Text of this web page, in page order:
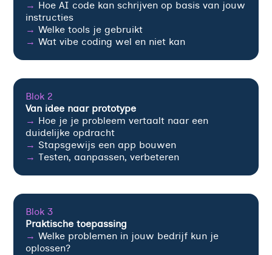
→
Hoe AI code kan schrijven op basis van jouw
instructies
→ Welke tools je gebruikt
→ Wat vibe coding wel en niet kan
Blok 2
Van idee naar prototype
→
Hoe je je probleem vertaalt naar een
duidelijke opdracht
→ Stapsgewijs een app bouwen
→ Testen, aanpassen, verbeteren
Blok 3
Praktische toepassing
→ Welke problemen in jouw bedrijf kun je
oplossen?